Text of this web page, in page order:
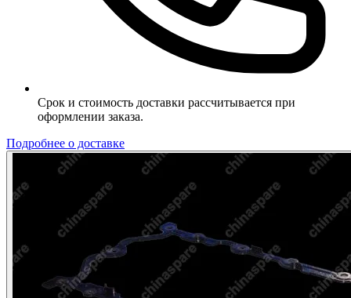
Срок и стоимость доставки рассчитывается при
оформлении заказа.
Подробнее о доставке